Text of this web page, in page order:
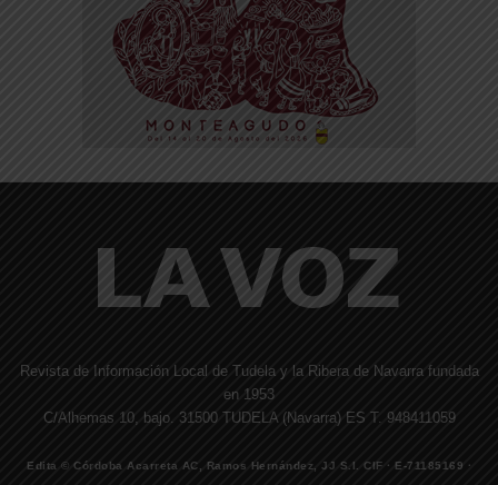
Revista de Información Local de Tudela y la Ribera de Navarra fundada
en 1953
C/Alhemas 10, bajo. 31500 TUDELA (Navarra) ES T. 948411059
Edita © Córdoba Acarreta AC, Ramos Hernández, JJ S.I. CIF · E-71185169 ·